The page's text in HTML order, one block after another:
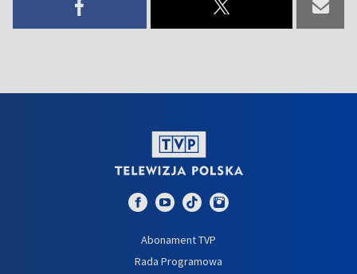
Abonament TVP
Rada Programowa